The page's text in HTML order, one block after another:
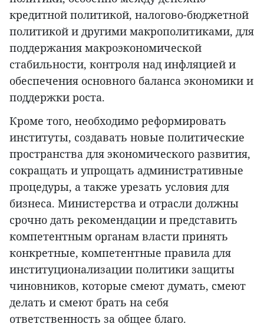
кредитной политикой, налогово-бюджетной
политикой и другими макрополитиками, для
поддержания макроэкономической
стабильности, контроля над инфляцией и
обеспечения основного баланса экономики и
поддержки роста.
Кроме того, необходимо реформировать
институты, создавать новые политические
пространства для экономического развития,
сокращать и упрощать административные
процедуры, а также урезать условия для
бизнеса. Министерства и отрасли должны
срочно дать рекомендации и представить
компетентным органам власти принять
конкретные, компетентные правила для
институционализации политики защиты
чиновников, которые смеют думать, смеют
делать и смеют брать на себя
ответственность за общее благо.